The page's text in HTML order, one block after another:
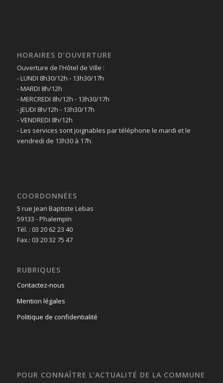
HORAIRES D’OUVERTURE
Ouverture de l'Hôtel de Ville :
- LUNDI 8h30/12h - 13h30/17h
- MARDI 8h/12h
- MERCREDI 8h/12h - 13h30/17h
- JEUDI 8h/12h - 13h30/17h
- VENDREDI 8h/12h
- Les services sont joignables par téléphone le mardi et le
vendredi de 13h30 à 17h.
COORDONNÉES
5 rue Jean Baptiste Lebas
59133 - Phalempin
Tél. : 03 20 62 23 40
Fax.: 03 20 32 75 47
RUBRIQUES
Contactez-nous
Mention légales
Politique de confidentialité
POUR CONNAÎTRE L’ACTUALITÉ DE LA COMMUNE